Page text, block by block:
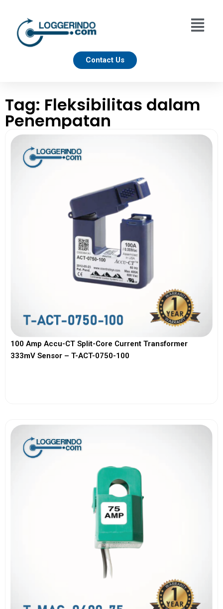
Contact Us
Tag: Fleksibilitas dalam
Penempatan
100 Amp Accu-CT Split-Core Current Transformer
333mV Sensor – T-ACT-0750-100